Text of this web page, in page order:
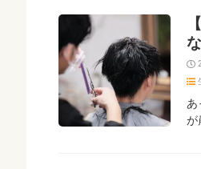
あ
が